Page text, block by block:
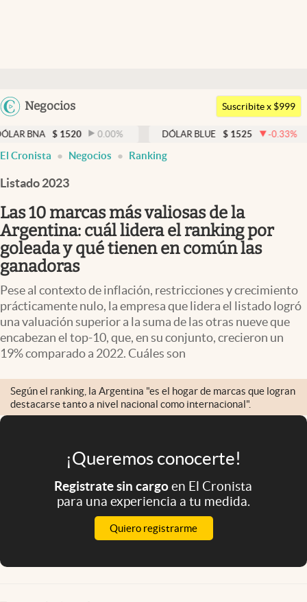
Argentina
Negocios
Members
Economía y Política
Finanzas y Mercados
Mercados Online
Negocios
Columnistas
Otras secciones
Apertura
Infotechnology
Clase
Mundial 2026
Eventos Corporativos
abre en nueva pestaña
Argentina
Suscribite x $999
$ 1520 0.00% DÓLAR BLUE $ 1525 -0.33%
El Cronista Negocios Ranking
Listado 2023
Las 10 marcas más valiosas de la
Argentina: cuál lidera el ranking por
goleada y qué tienen en común las
ganadoras
Pese al contexto de inflación, restricciones y crecimiento
prácticamente nulo, la empresa que lidera el listado logró
una valuación superior a la suma de las otras nueve que
encabezan el top-10, que, en su conjunto, crecieron un
19% comparado a 2022. Cuáles son
Según el ranking, la Argentina "es el hogar de marcas que logran
destacarse tanto a nivel nacional como internacional".
¡Queremos conocerte!
Registrate sin cargoen El Cronista
para una experiencia a tu medida.
Quiero registrarme